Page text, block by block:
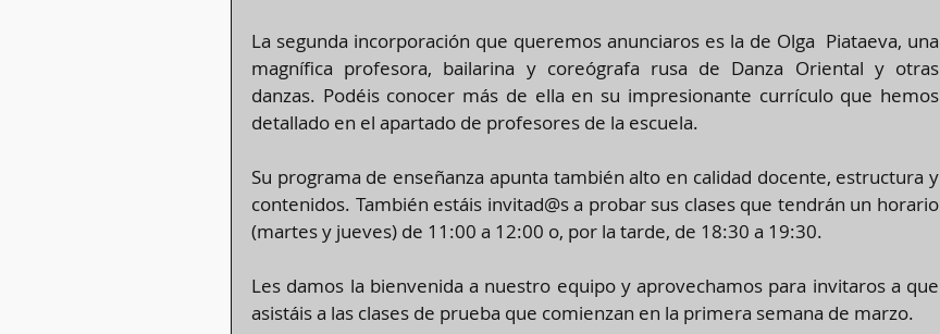
La segunda incorporación que queremos anunciaros es la de Olga  Piataeva, una
magnífica profesora, bailarina y coreógrafa rusa de Danza Oriental y otras
danzas. Podéis conocer más de ella en su impresionante currículo que hemos
detallado en el apartado de profesores de la escuela.
Su programa de enseñanza apunta también alto en calidad docente, estructura y
contenidos. También estáis invitad@s a probar sus clases que tendrán un horario
(martes y jueves) de 11:00 a 12:00 o, por la tarde, de 18:30 a 19:30.
Les damos la bienvenida a nuestro equipo y aprovechamos para invitaros a que
asistáis a las clases de prueba que comienzan en la primera semana de marzo.